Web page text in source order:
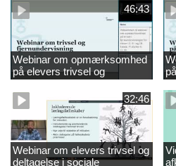
46:43
Webinar om opmærksomhed
på elevers trivsel og
fællesskaber i
fjernundervisning 5. – 9. og
10. klasse
32:46
Webinar om elevers trivsel og
deltagelse i sociale